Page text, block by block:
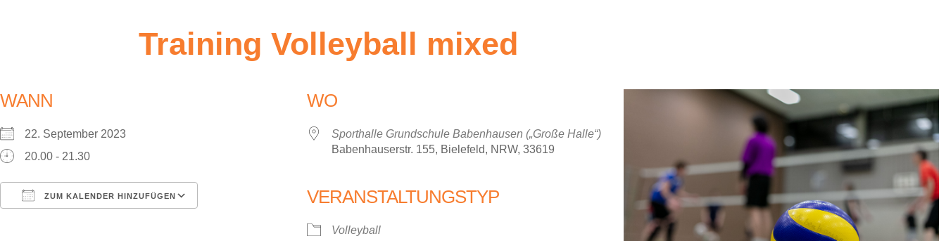
Training Volleyball mixed
WANN
22. September 2023
20.00 - 21.30
ZUM KALENDER HINZUFÜGEN
Outlook Live
WO
Sporthalle Grundschule Babenhausen („Große Halle“)
Babenhauserstr. 155, Bielefeld, NRW, 33619
VERANSTALTUNGSTYP
Volleyball